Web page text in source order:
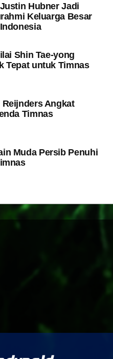
Hubner Jadi
Keluarga Besar
Shin Tae-yong
Tepat untuk Timnas
Reijnders Angkat
Timnas
Muda Persib Penuhi